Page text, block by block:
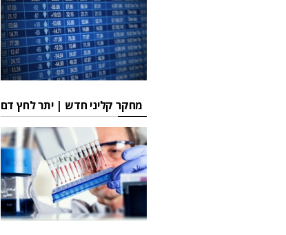
מחקר קליני חדש | יתר לחץ דם